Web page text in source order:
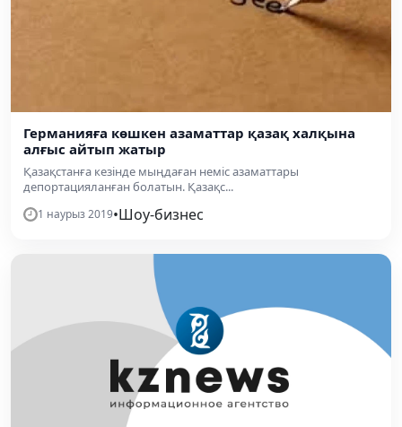
Германияға көшкен азаматтар қазақ халқына
алғыс айтып жатыр
Қазақстанға кезінде мыңдаған неміс азаматтары
депортацияланған болатын. Қазақс...
1 наурыз 2019•Шоу-бизнес